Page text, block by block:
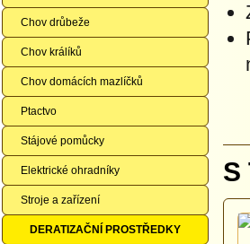
Chov drůbeže
Chov králíků
Chov domácích mazlíčků
Ptactvo
Stájové pomůcky
Elektrické ohradníky
Stroje a zařízení
DERATIZAČNÍ PROSTŘEDKY
S